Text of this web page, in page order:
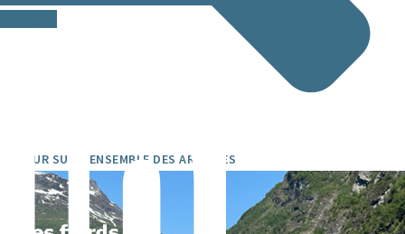
RETOUR SUR L’ENSEMBLE DES ARTICLES